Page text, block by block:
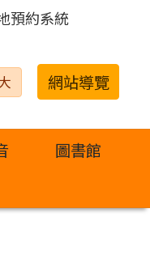
預約系統
網站導覽
圖書館